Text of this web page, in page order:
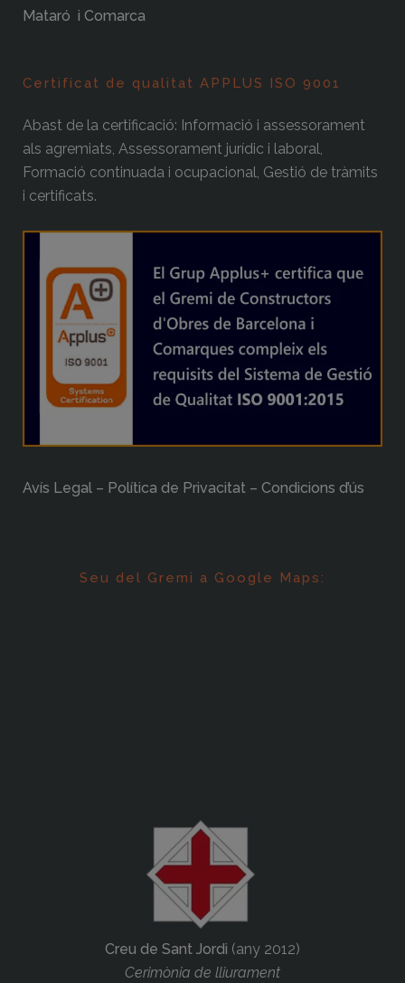
Mataró i Comarca
Certificat de qualitat APPLUS ISO 9001
Abast de la certificació: Informació i assessorament
als agremiats, Assessorament jurídic i laboral,
Formació continuada i ocupacional, Gestió de tràmits
i certificats.
Avís Legal – Política de Privacitat – Condicions d’ús
Seu del Gremi a Google Maps:
Creu de Sant Jordi (any 2012)
Cerimònia de lliurament